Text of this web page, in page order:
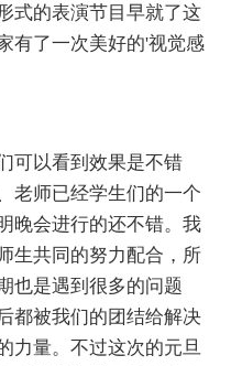
式的表演节目早就了这
有了一次美好的'视觉感
以看到效果是不错
老师已经学生们的一个
晚会进行的还不错。我
生共同的努力配合，所
也是遇到很多的问题
都被我们的团结给解决
力量。不过这次的元旦